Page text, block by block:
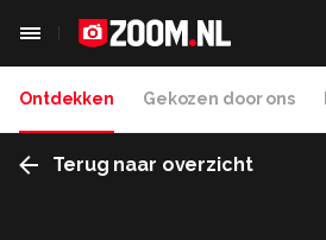
Ontdekken Gekozen door ons
Terug naar overzicht